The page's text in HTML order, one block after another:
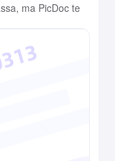
ma PicDoc te